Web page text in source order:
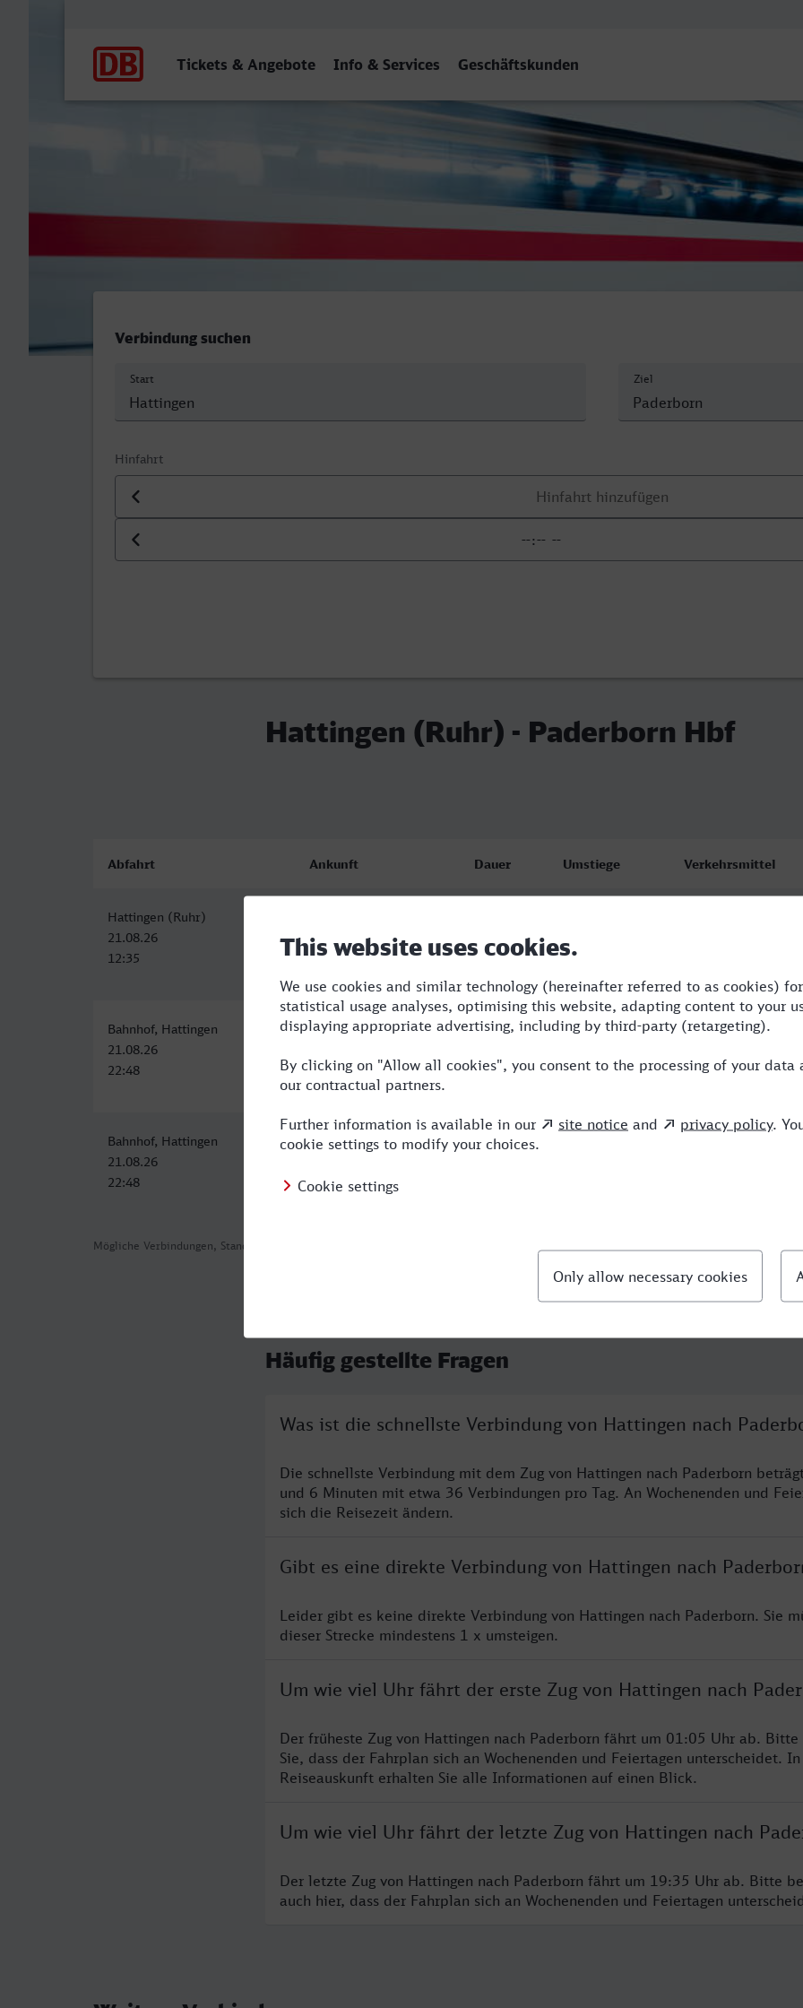
Tickets & Angebote Info & Services Geschäftskunden
Hattingen (Ruhr) - Paderborn Hbf
Verbindung suchen
Start Ziel
Hinfahrt
Datum der Hinfahrt
Uhrzeit der Hinfahrt
Hattingen (Ruhr) - Paderborn Hbf
Mögliche Verbindungen, Stand: 2026-08-07 01:17
Abfahrt Ankunft Dauer Umstiege Verkehrsmittel
Hattingen (Ruhr)
21.08.26
12:35
21.08.26
14:41
Bahnhof, Hattingen
21.08.26
22:48
Paderborn Hbf
04:02
5:14 2 BUS,NX
Bahnhof, Hattingen
21.08.26
22:48
Paderborn Hbf
04:02
5:14
Häufig gestellte Fragen
Was ist die schnellste Verbindung von Hattingen nach
Die schnellste Verbindung mit dem Zug von Hattingen nach Paderborn
und 6 Minuten mit etwa 36 Verbindungen pro Tag. An Wochenenden und
sich die Reisezeit ändern.
Gibt es eine direkte Verbindung von Hattingen nach
Leider gibt es keine direkte Verbindung von Hattingen nach Paderborn. Sie
dieser Strecke mindestens 1 x umsteigen.
Um wie viel Uhr fährt der erste Zug von Hattingen nach
Der früheste Zug von Hattingen nach Paderborn fährt um 01:05 Uhr ab. Bitte
Sie, dass der Fahrplan sich an Wochenenden und Feiertagen unterscheidet.
Reiseauskunft erhalten Sie alle Informationen auf einen Blick.
Um wie viel Uhr fährt der letzte Zug von Hattingen nach
Der letzte Zug von Hattingen nach Paderborn fährt um 19:35 Uhr ab. Bitte
auch hier, dass der Fahrplan sich an Wochenenden und Feiertagen